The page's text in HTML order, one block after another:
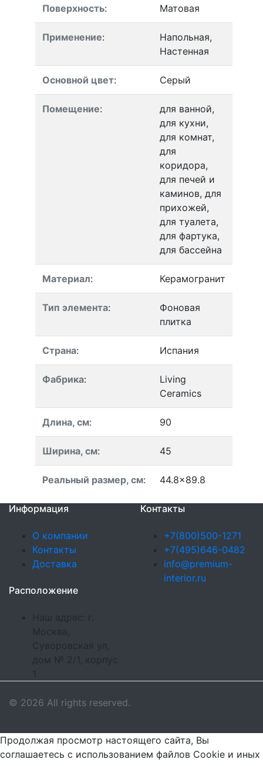
Поверхность: Матовая
Применение:
Напольная,
Настенная
Основной цвет: Серый
Помещение:
для ванной,
для кухни,
для комнат,
для
коридора,
для печей и
каминов, для
прихожей,
для туалета,
для фартука,
для бассейна
Материал: Керамогранит
Тип элемента:
Фоновая
плитка
Страна: Испания
Фабрика:
Living
Ceramics
Длина, см: 90
Ширина, см: 45
Реальный размер, см: 44.8x89.8
Информация
О компании
Контакты
Доставка
Контакты
+7(800)500-1271
+7(495)646-0482
info@premium-
interior.ru
Расположение
Наш адрес: г.
Москва,
Суворовская ул,
дом № 2/1, корпус
© 2026 All rights reserved.
Продолжая просмотр настоящего сайта, Вы
соглашаетесь с использованием файлов Cookie и иных